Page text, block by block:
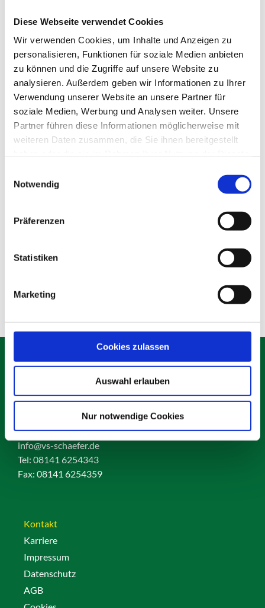
Diese Webseite verwendet Cookies
Wir verwenden Cookies, um Inhalte und Anzeigen zu
personalisieren, Funktionen für soziale Medien anbieten
zu können und die Zugriffe auf unsere Website zu
analysieren. Außerdem geben wir Informationen zu Ihrer
Verwendung unserer Website an unsere Partner für
soziale Medien, Werbung und Analysen weiter. Unsere
Partner führen diese Informationen möglicherweise mit
weiteren Daten zusammen, die Sie ihnen bereitgestellt
Notwendig
Präferenzen
Statistiken
Marketing
Cookies zulassen
Auswahl erlauben
Nur notwendige Cookies
Ich habe die Datenschutzerklärungzur
Kenntnis genommen und akzeptiert. Ich
Kontaktaufnahme bzw. zur Bearbeitung
Schäfer Verleihservice
Rudolf-Diesel-Ring 12
82256 Fürstenfeldbruck
info@vs-schaefer.de
Tel: 08141 6254343
Fax: 08141 6254359
Kontakt
Karriere
Impressum
Datenschutz
AGB